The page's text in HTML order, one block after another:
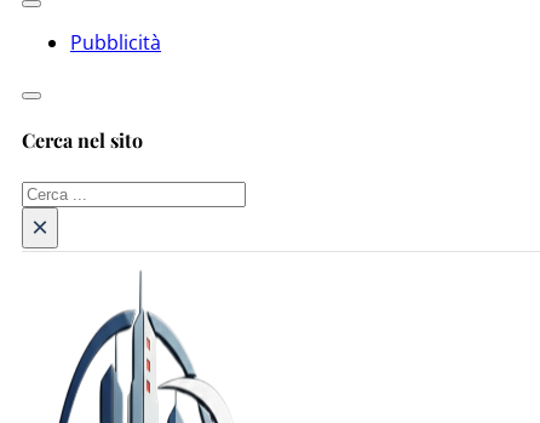
Pubblicità
Cerca nel sito
Cerca
×